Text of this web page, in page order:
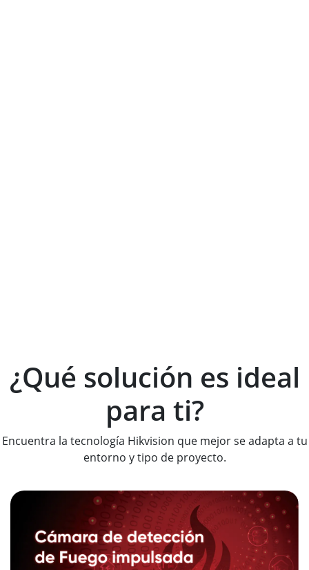
¿Qué solución es ideal
para ti?
Encuentra la tecnología Hikvision que mejor se adapta a tu
entorno y tipo de proyecto.